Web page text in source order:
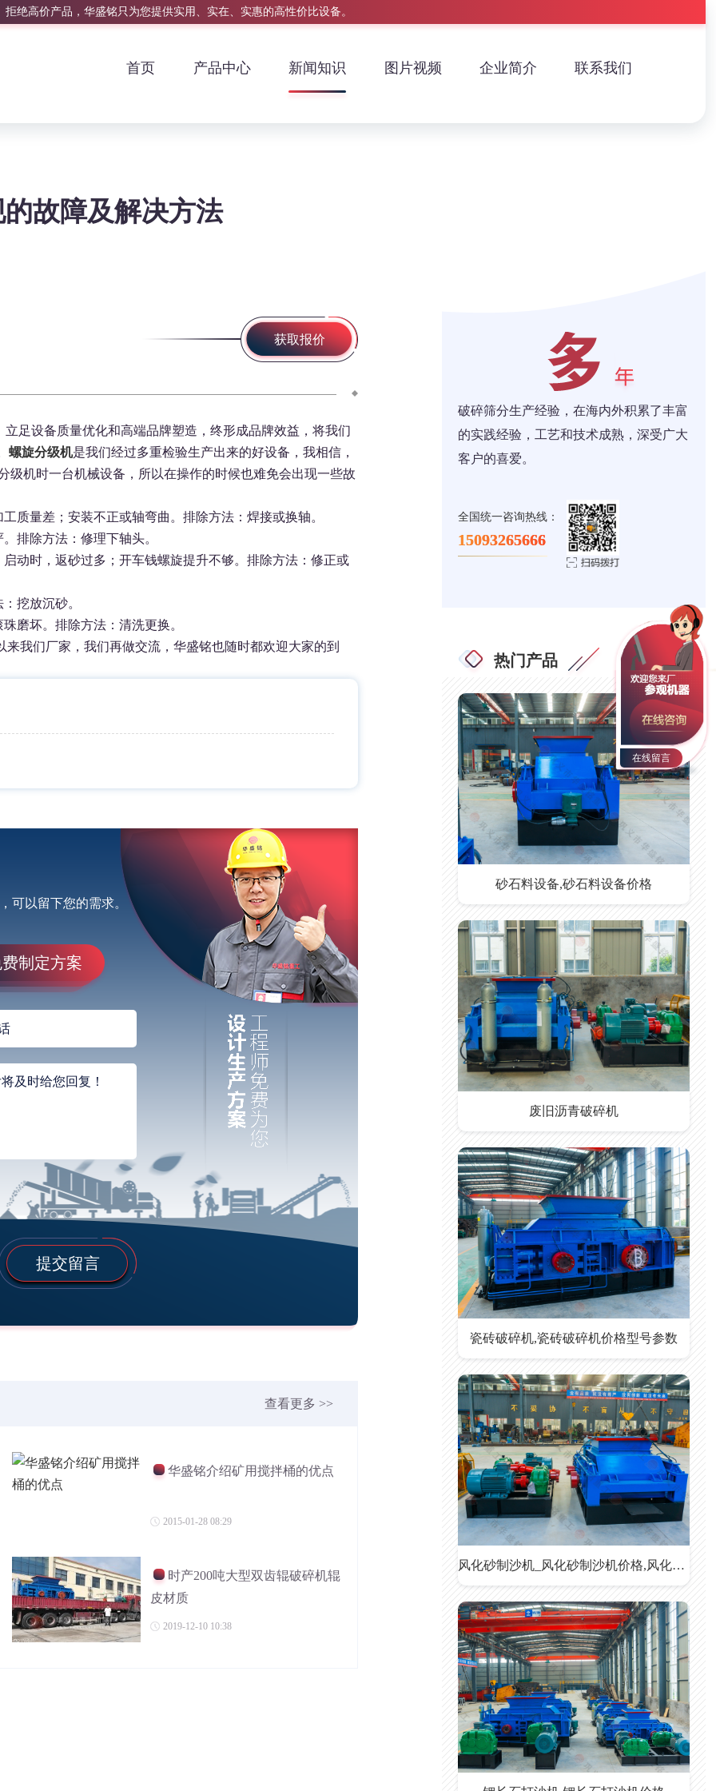
拒绝高价产品，华盛铭只为您提供实用、实在、实惠的高性价比设备。
首页 产品中心 新闻知识 图片视频 企业简介 联系我们
故障及解决方法
获取报价
足设备质量优化和高端品牌塑造，终形成品牌效益，将我们
螺旋分级机是我们经过多重检验生产出来的好设备，我相信，
机时一台机械设备，所以在操作的时候也难免会出现一些故
质量差；安装不正或轴弯曲。排除方法：焊接或换轴。
排除方法：修理下轴头。
动时，返砂过多；开车钱螺旋提升不够。排除方法：修正或
挖放沉砂。
磨坏。排除方法：清洗更换。
我们厂家，我们再做交流，华盛铭也随时都欢迎大家的到
可以留下您的需求。
制定方案
提交留言
查看更多 >>
华盛铭介绍矿用搅拌桶的优点
2015-01-28 08:29
时产200吨大型双齿辊破碎机辊
皮材质
2019-12-10 10:38
破碎筛分生产经验，在海内外积累了丰富
的实践经验，工艺和技术成熟，深受广大
客户的喜爱。
全国统一咨询热线：
15093265666
热门产品
砂石料设备,砂石料设备价格
废旧沥青破碎机
瓷砖破碎机,瓷砖破碎机价格型号参数
风化砂制沙机_风化砂制沙机价格,风化砂制沙机厂家
在线留言